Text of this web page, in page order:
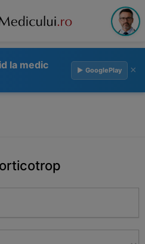
la medic ▶ GooglePlay ×